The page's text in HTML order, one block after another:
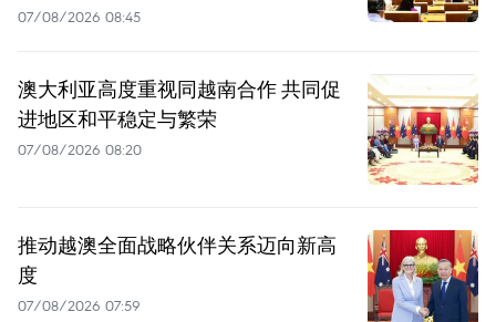
07/08/2026 08:45
澳大利亚高度重视同越南合作 共同促
进地区和平稳定与繁荣
07/08/2026 08:20
推动越澳全面战略伙伴关系迈向新高
度
07/08/2026 07:59